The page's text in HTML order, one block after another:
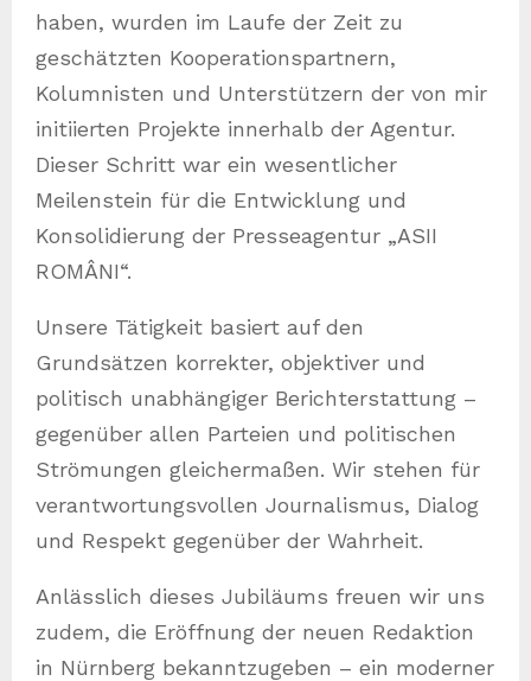
haben, wurden im Laufe der Zeit zu
geschätzten Kooperationspartnern,
Kolumnisten und Unterstützern der von mir
initiierten Projekte innerhalb der Agentur.
Dieser Schritt war ein wesentlicher
Meilenstein für die Entwicklung und
Konsolidierung der Presseagentur „ASII
ROMÂNI“.
Unsere Tätigkeit basiert auf den
Grundsätzen korrekter, objektiver und
politisch unabhängiger Berichterstattung –
gegenüber allen Parteien und politischen
Strömungen gleichermaßen. Wir stehen für
verantwortungsvollen Journalismus, Dialog
und Respekt gegenüber der Wahrheit.
Anlässlich dieses Jubiläums freuen wir uns
zudem, die Eröffnung der neuen Redaktion
in Nürnberg bekanntzugeben – ein moderner